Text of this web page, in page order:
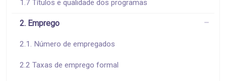
1.7 Títulos e qualidade dos programas
2. Emprego
2.1. Número de empregados
2.2 Taxas de emprego formal